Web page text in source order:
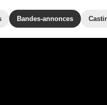
Bandes-annonces